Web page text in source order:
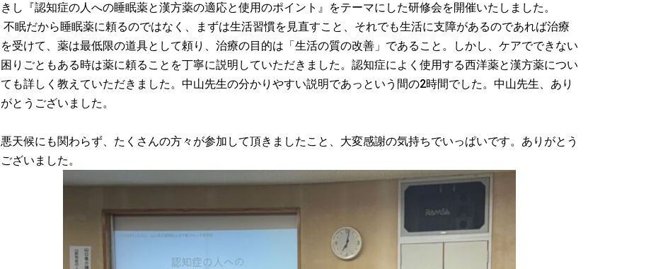
きし『認知症の人への睡眠薬と漢方薬の適応と使用のポイント』をテーマにした研修会を開催いたしました。
不眠だから睡眠薬に頼るのではなく、まずは生活習慣を見直すこと、それでも生活に支障があるのであれば治療
を受けて、薬は最低限の道具として頼り、治療の目的は「生活の質の改善」であること。しかし、ケアでできない
困りごともある時は薬に頼ることを丁寧に説明していただきました。認知症によく使用する西洋薬と漢方薬につい
ても詳しく教えていただきました。中山先生の分かりやすい説明であっという間の2時間でした。中山先生、あり
がとうございました。
悪天候にも関わらず、たくさんの方々が参加して頂きましたこと、大変感謝の気持ちでいっぱいです。ありがとう
ございました。